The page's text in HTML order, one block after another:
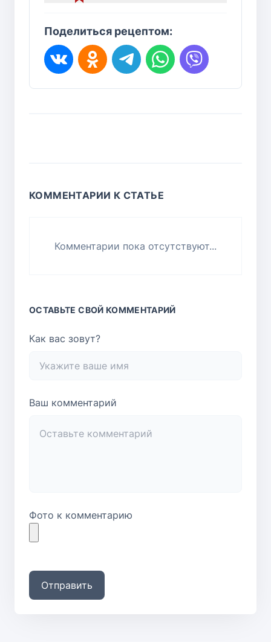
Поделиться рецептом:
КОММЕНТАРИИ К СТАТЬЕ
Комментарии пока отсутствуют...
ОСТАВЬТЕ СВОЙ КОММЕНТАРИЙ
Как вас зовут?
Ваш комментарий
Фото к комментарию
Отправить